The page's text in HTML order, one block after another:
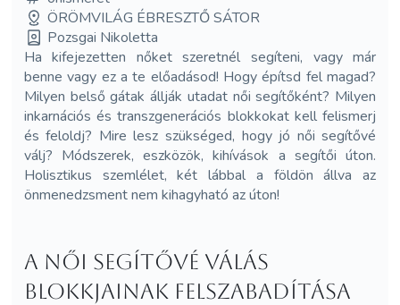
ÖRÖMVILÁG ÉBRESZTŐ SÁTOR
Pozsgai Nikoletta
Ha kifejezetten nőket szeretnél segíteni, vagy már
benne vagy ez a te előadásod! Hogy építsd fel magad?
Milyen belső gátak állják utadat női segítőként? Milyen
inkarnációs és transzgenerációs blokkokat kell felismerj
és feloldj? Mire lesz szükséged, hogy jó női segítővé
válj? Módszerek, eszközök, kihívások a segítői úton.
Holisztikus szemlélet, két lábbal a földön állva az
önmenedzsment nem kihagyható az úton!
A Női Segítővé Válás
Blokkjainak Felszabadítása